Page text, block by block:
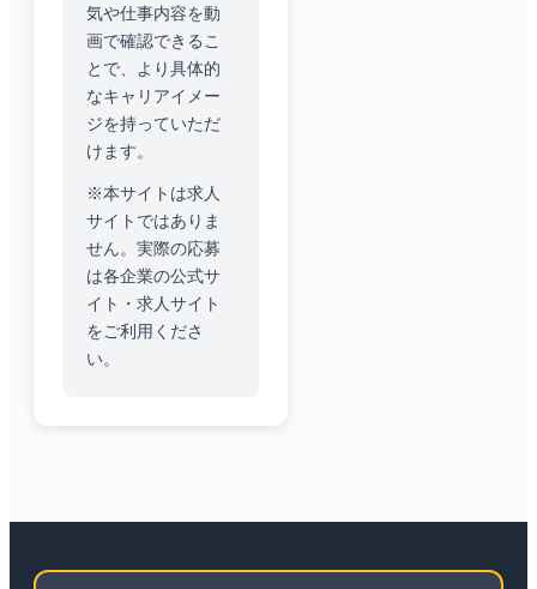
気や仕事内容を動
画で確認できるこ
とで、より具体的
なキャリアイメー
ジを持っていただ
けます。
※本サイトは求人
サイトではありま
せん。実際の応募
は各企業の公式サ
イト・求人サイト
をご利用くださ
い。